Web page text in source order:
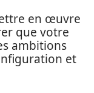
en œuvre
que votre
ambitions
et